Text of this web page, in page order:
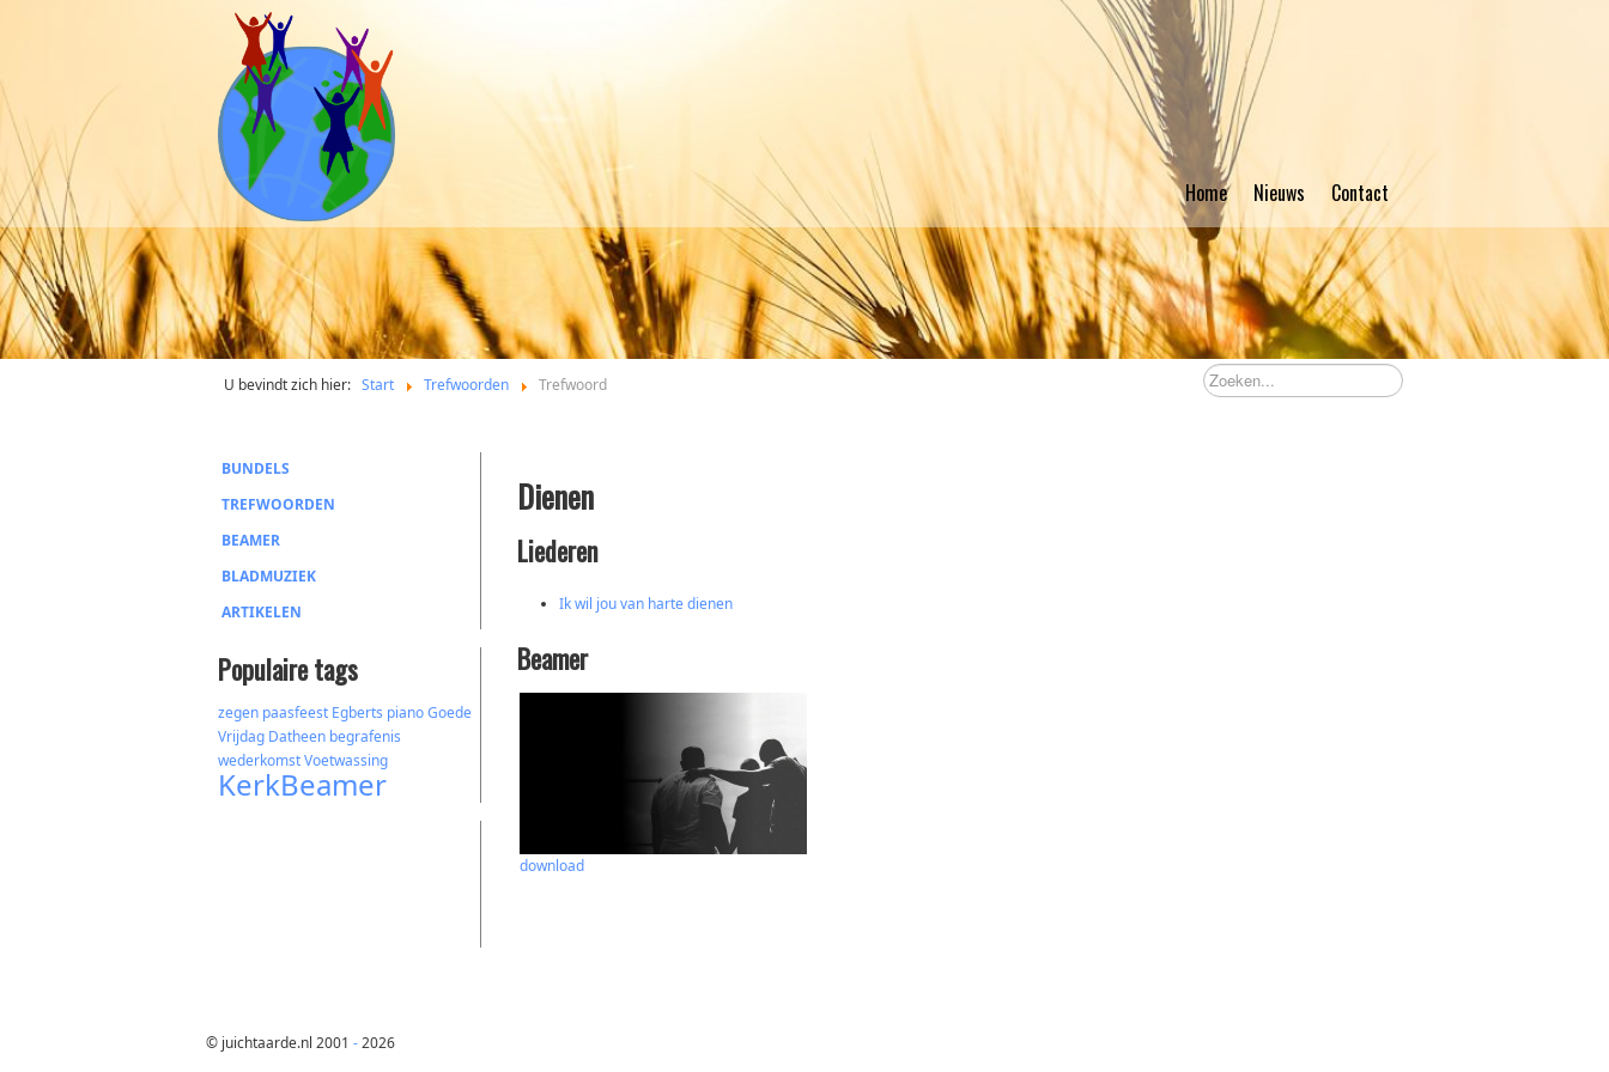
Home Nieuws Contact
U bevindt zich hier: Start Trefwoorden Trefwoord
BUNDELS
TREFWOORDEN
BEAMER
BLADMUZIEK
ARTIKELEN
Populaire tags
zegen paasfeest Egberts pianoGoede
Vrijdag Datheen begrafenis
wederkomstVoetwassing
KerkBeamer
Dienen
Liederen
Ik wil jou van harte dienen
Beamer
download
© juichtaarde.nl 2001 -2026